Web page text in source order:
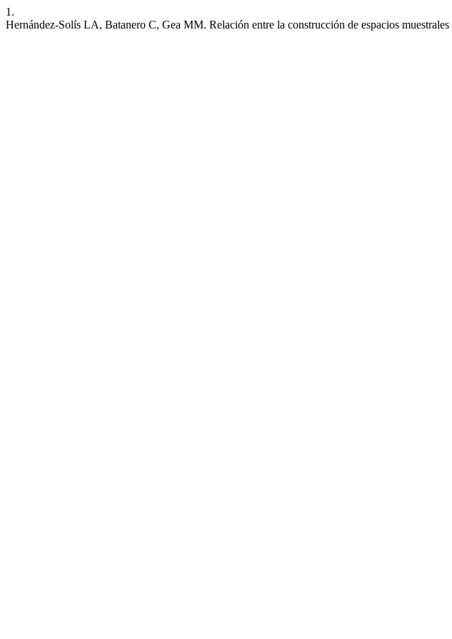
1.
Hernández-Solís LA, Batanero C, Gea MM. Relación entre la construcción de espacios